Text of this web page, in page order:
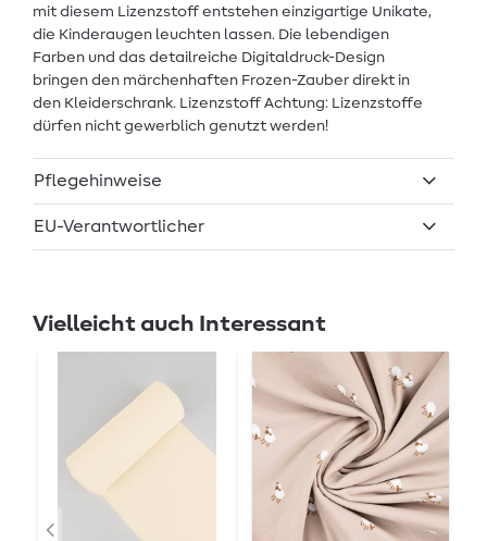
mit diesem Lizenzstoff entstehen einzigartige Unikate,
die Kinderaugen leuchten lassen. Die lebendigen
Farben und das detailreiche Digitaldruck-Design
bringen den märchenhaften Frozen-Zauber direkt in
den Kleiderschrank. Lizenzstoff Achtung: Lizenzstoffe
dürfen nicht gewerblich genutzt werden!
Pflegehinweise
EU-Verantwortlicher
Vielleicht auch Interessant